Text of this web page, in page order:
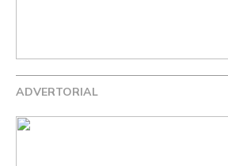
ADVERTORIAL